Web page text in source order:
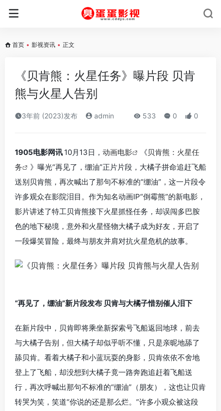
首页 • 影视资讯 • 正文
《贝肯熊：火星任务》曝片段 贝肯
熊与火星人告别
3年前 (2023)发布 admin 533 0 0
1905电影网讯 10月13日， 动画电影 《贝肯熊：火星任
务
》曝光“再见了，绷油”正片片段，大橘子拼命追赶飞船
送别贝肯熊，再次喊出了那句不标准的“绷油”，这一片段令
许多观众在影院泪目。作为知名动画IP“倒霉熊”的新电影，
影片讲述了特工贝肯熊接下火星抓怪任务，却误闯多巴胺
色的地下秘境，意外和火星怪物大橘子成为好友，开启了
一段爆笑冒险，最终与朋友并肩对抗火星危机的故事。
“再见了，绷油”新片段发布 贝肯与大橘子惜别催人泪下
在新片段中，贝肯即将乘坐新探索号飞船返回地球，前去
与大橘子告别，但大橘子却似乎听不懂，只是亲昵地舔了
舔贝肯。看着大橘子和小蓝玩耍的身影，贝肯依依不舍地
登上了飞船，却没想到大橘子竟一路奔跑追赶着飞船送
行，再次呼喊出那句不标准的“绷油”（朋友），这也让贝肯
转哭为笑，笑道“你说的还是那么烂。”许多小观众被这段